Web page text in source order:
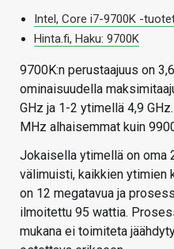
Intel, Core i7-9700K -
Hinta.fi, Haku: 9700K
9700K:n perustaajuus on
ominaisuudella
GHz ja 1-2 ytimellä 4,9
MHz alhaisemmat kuin
Jokaisella ytimellä on oma
välimuisti, kaikkien ytimien
on 12 megatavua ja
ilmoitettu 95 wattia.
mukana ei toimiteta